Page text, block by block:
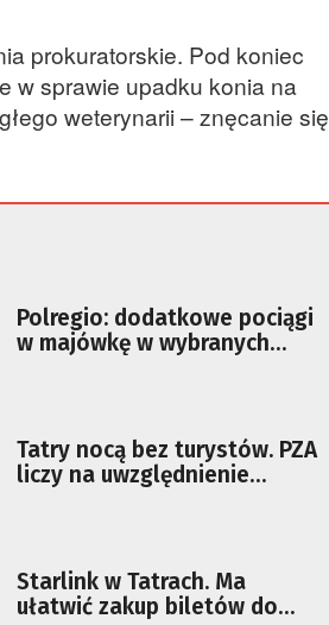
prokuratorskie. Pod koniec
w sprawie upadku konia na
weterynarii – znęcanie się
Polregio: dodatkowe pociągi
w majówkę w wybranych
Tatry nocą bez turystów. PZA
liczy na uwzględnienie
Starlink w Tatrach. Ma
ułatwić zakup biletów do